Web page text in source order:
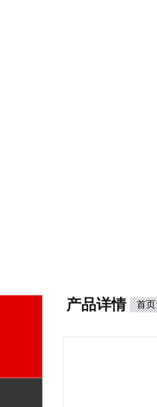
产品详情 首页